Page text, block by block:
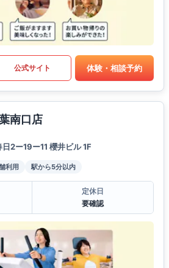
公式サイト 体験・相談予約
南口店
2ー19ー11 櫻井ビル 1F
利用 駅から5分以内
定休日
要確認